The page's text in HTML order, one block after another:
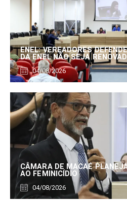
ENEL: VEREADORES
DA ENEL NÃO SEJA
04/08/2026
CÂMARA DE MACAÉ
AO FEMINICÍDIO
04/08/2026